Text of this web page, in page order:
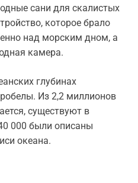
сани для скалистых
которое брало
над морским дном, а
камера.
глубинах
Из 2,2 миллионов
существуют в
000 были описаны
океана.